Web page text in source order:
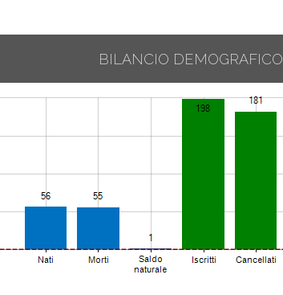
BILANCIO DEMOGRAFICO